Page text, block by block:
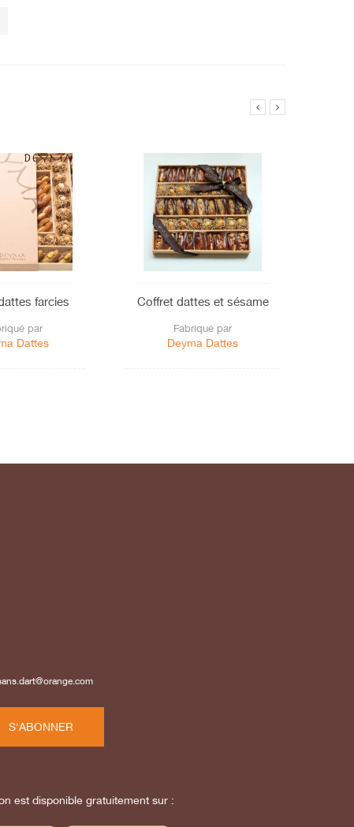
farcies
par
Dattes
Coffret dattes et sésame
Fabriqué par
Deyma Dattes
S'ABONNER
est disponible gratuitement sur :